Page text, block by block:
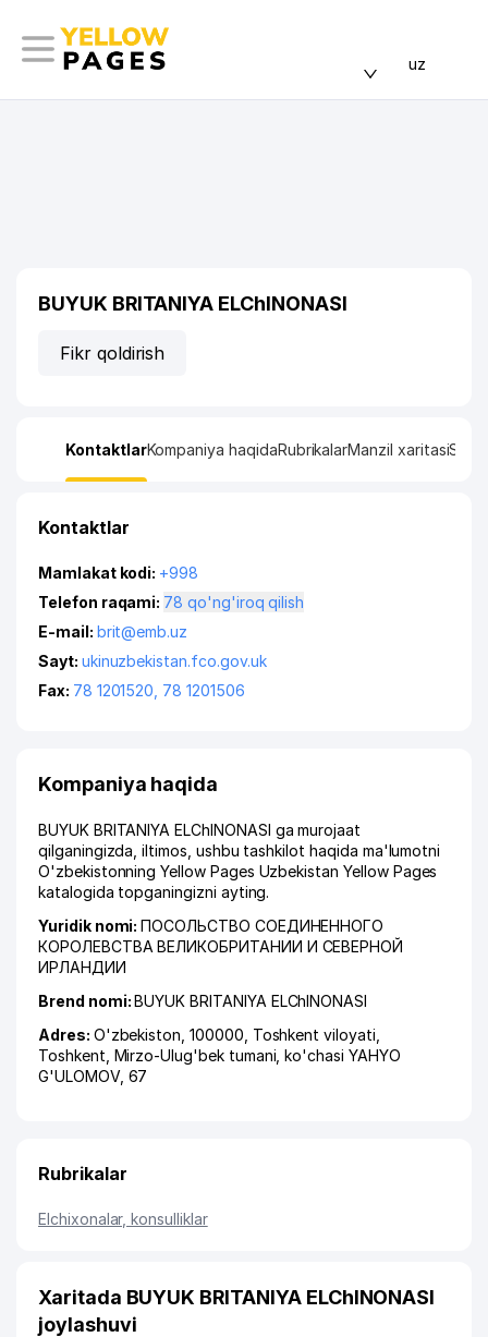
uz
BUYUK BRITANIYA ELChINONASI
Fikr qoldirish
KontaktlarKompaniya haqidaRubrikalarManzil xaritasi
Kontaktlar
Mamlakat kodi: +998
Telefon raqami:
78 qo'ng'iroq qilish
E-mail: brit@emb.uz
Sayt: ukinuzbekistan.fco.gov.uk
Fax: 78 1201520 78 1201506
Kompaniya haqida
BUYUK BRITANIYA ELChINONASI ga murojaat
qilganingizda, iltimos, ushbu tashkilot haqida ma'lumotni
O'zbekistonning Yellow Pages Uzbekistan Yellow Pages
katalogida topganingizni ayting.
Yuridik nomi:ПОСОЛЬСТВО СОЕДИНЕННОГО
КОРОЛЕВСТВА ВЕЛИКОБРИТАНИИ И СЕВЕРНОЙ
ИРЛАНДИИ
Brend nomi:BUYUK BRITANIYA ELChINONASI
Adres: O'zbekiston, 100000, Toshkent viloyati
Toshkent Mirzo-Ulug'bek tumani ,ko'chasi YAHYO
G'ULOMOV, 67
Rubrikalar
Elchixonalar, konsulliklar
Xaritada BUYUK BRITANIYA ELChINONASI
joylashuvi